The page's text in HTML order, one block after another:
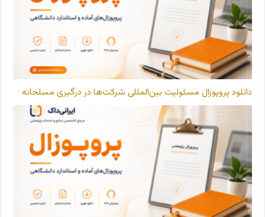
دانلود پروپوزال مسئولیت بین‌المللی شرکت‌ها در درگیری مسلحانه